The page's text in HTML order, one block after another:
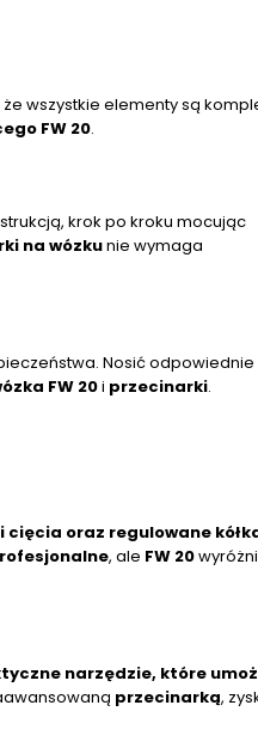
wszystkie elementy są
FW 20.
krok po kroku mocując
na wózkunie wymaga
Nosić odpowiednie
FW 20i przecinarki.
cięcia oraz regulowane
, ale FW 20
narzędzie, które
przecinarką,